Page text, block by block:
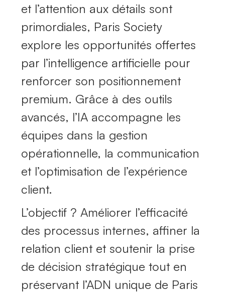
et l’attention aux détails sont
primordiales, Paris Society
explore les opportunités offertes
par l’intelligence artificielle pour
renforcer son positionnement
premium. Grâce à des outils
avancés, l’IA accompagne les
équipes dans la gestion
opérationnelle, la communication
et l’optimisation de l’expérience
client.
L’objectif ? Améliorer l’efficacité
des processus internes, affiner la
relation client et soutenir la prise
de décision stratégique tout en
préservant l’ADN unique de Paris